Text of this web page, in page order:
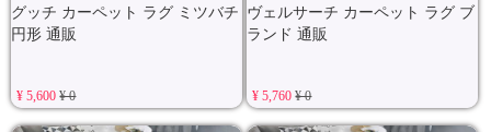
グッチ カーペット ラグ ミツバチ
円形 通販
¥ 5,600¥ 0
ヴェルサーチ カーペット ラグ ブ
ランド 通販
¥ 5,760¥ 0